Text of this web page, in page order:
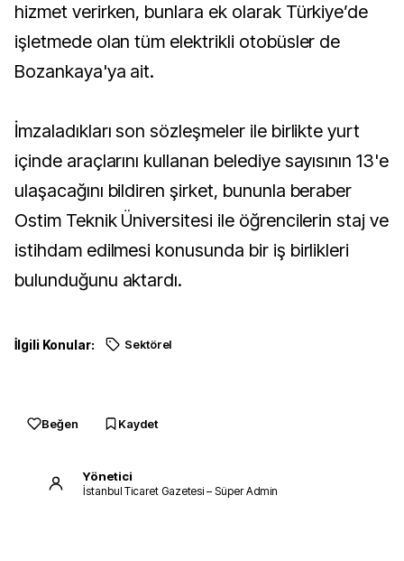
hizmet verirken, bunlara ek olarak Türkiye’de
işletmede olan tüm elektrikli otobüsler de
Bozankaya'ya ait.
İmzaladıkları son sözleşmeler ile birlikte yurt
içinde araçlarını kullanan belediye sayısının 13'e
ulaşacağını bildiren şirket, bununla beraber
Ostim Teknik Üniversitesi ile öğrencilerin staj ve
istihdam edilmesi konusunda bir iş birlikleri
bulunduğunu aktardı.
İlgili Konular: Sektörel
Beğen Kaydet
Yönetici
İstanbul Ticaret Gazetesi – Süper Admin